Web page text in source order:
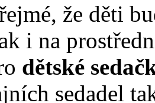
že děti
i na
dětské
sedadel